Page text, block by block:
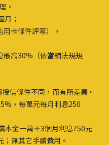
。
月；
卡條件評等）。
高30%（依當舖法規規
信條件不同，而有所差異。
，每萬元每月利息250
本金一萬＋3個月利息750元
無其它手續費用。